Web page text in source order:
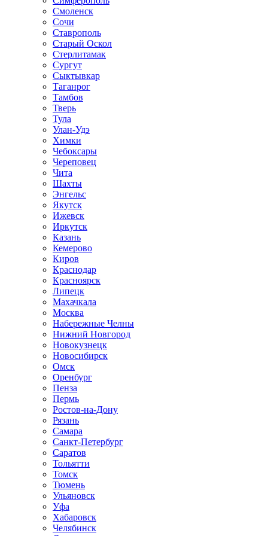
Смоленск
Сочи
Ставрополь
Старый Оскол
Стерлитамак
Сургут
Сыктывкар
Таганрог
Тамбов
Тверь
Тула
Улан-Удэ
Химки
Чебоксары
Череповец
Чита
Шахты
Энгельс
Якутск
Ижевск
Иркутск
Казань
Кемерово
Киров
Краснодар
Красноярск
Липецк
Махачкала
Москва
Набережные Челны
Нижний Новгород
Новокузнецк
Новосибирск
Омск
Оренбург
Пенза
Пермь
Ростов-на-Дону
Рязань
Самара
Санкт-Петербург
Саратов
Тольятти
Томск
Тюмень
Ульяновск
Уфа
Хабаровск
Челябинск